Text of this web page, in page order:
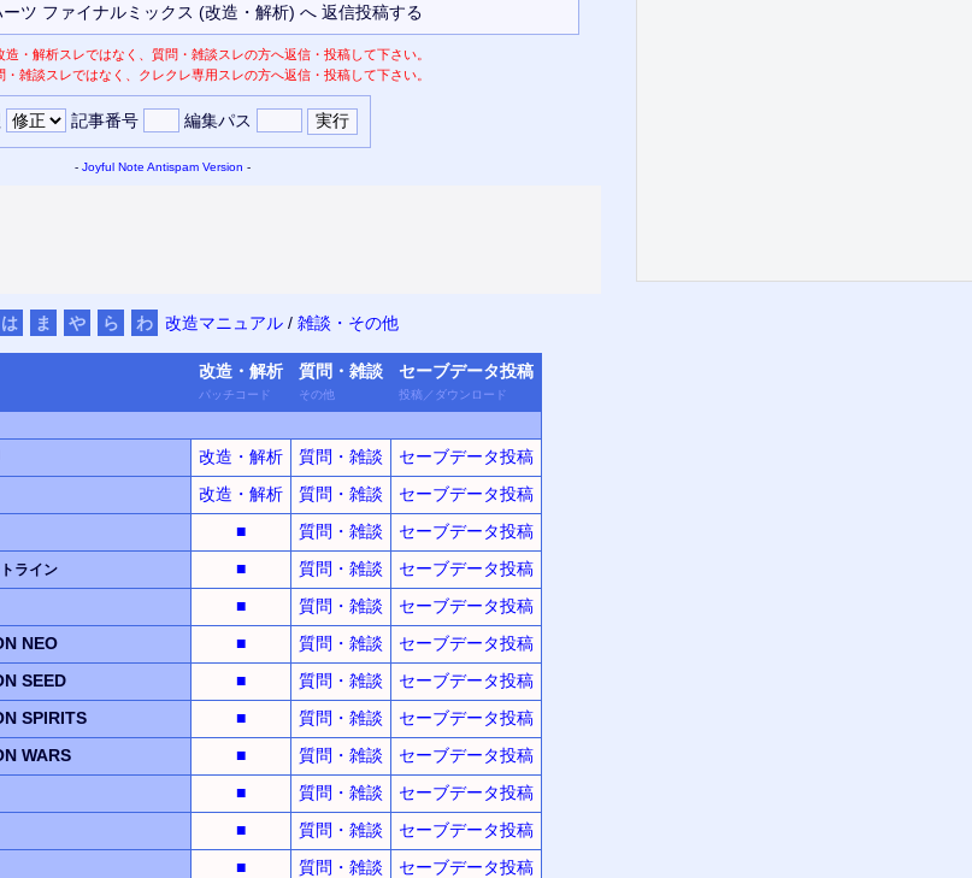
造・解析スレではなく、質問・雑談スレの方へ返信・投稿して下さい。
・雑談スレではなく、クレクレ専用スレの方へ返信・投稿して下さい。
記事番号 編集パス
- Joyful Note Antispam Version -
は ま や ら わ 改造マニュアル/ 雑談・その他
改造・ 解析
パッチ コード
質問・ 雑談
その他
セーブデータ投稿
投稿 ／ ダウン ロード
改造・解析 質問・雑談
セーブデータ投稿
改造・解析 質問・雑談
セーブデータ投稿
■ 質問・雑談
セーブデータ投稿
ライン ■ 質問・雑談
セーブデータ投稿
■ 質問・雑談
セーブデータ投稿
NEO
■ 質問・雑談
セーブデータ投稿
SEED
■ 質問・雑談
セーブデータ投稿
SPIRITS
■ 質問・雑談
セーブデータ投稿
WARS
■ 質問・雑談
セーブデータ投稿
■ 質問・雑談
セーブデータ投稿
■ 質問・雑談
セーブデータ投稿
■ 質問・雑談
セーブデータ投稿